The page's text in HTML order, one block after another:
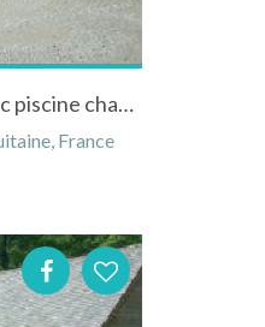
Chalet à La Roque Gageac en Dordogne en Aquitaine avec piscine chauffée
France